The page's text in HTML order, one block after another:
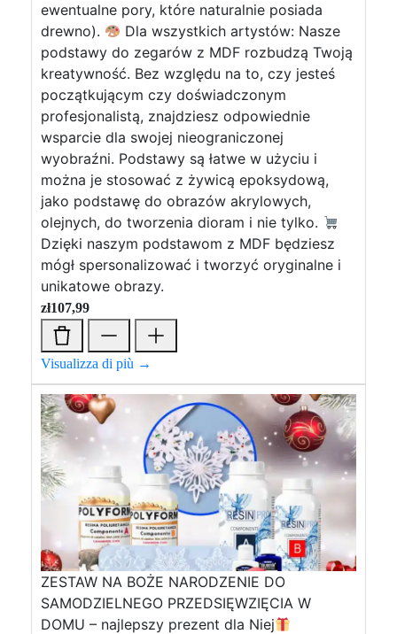
ewentualne pory, które naturalnie posiada
drewno).
Dla wszystkich artystów: Nasze
podstawy do zegarów z MDF rozbudzą Twoją
kreatywność. Bez względu na to, czy jesteś
początkującym czy doświadczonym
profesjonalistą, znajdziesz odpowiednie
wsparcie dla swojej nieograniczonej
wyobraźni. Podstawy są łatwe w użyciu i
można je stosować z żywicą epoksydową,
jako podstawę do obrazów akrylowych,
olejnych, do tworzenia dioram i nie tylko.
Dzięki naszym podstawom z MDF będziesz
mógł spersonalizować i tworzyć oryginalne i
unikatowe obrazy.
zł107,99
Visualizza di più →
ZESTAW NA BOŻE NARODZENIE DO
SAMODZIELNEGO PRZEDSIĘWZIĘCIA W
DOMU – najlepszy prezent dla Niej